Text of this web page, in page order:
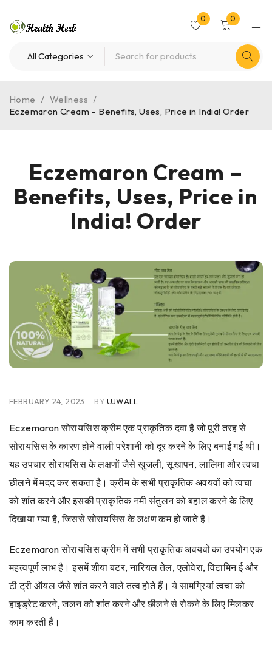
0 0
Home / Wellness /
Eczemaron Cream – Benefits, Uses, Price in India! Order
Eczemaron Cream –
Benefits, Uses, Price in
India! Order
FEBRUARY 24, 2023 BY UJWALL
Eczemaron सोरायसिस क्रीम एक प्राकृतिक दवा है जो पूरी तरह से
सोरायसिस के कारण होने वाली परेशानी को दूर करने के लिए बनाई गई थी।
यह उपचार सोरायसिस के लक्षणों जैसे खुजली, सूखापन, लालिमा और त्वचा
छीलने में मदद कर सकता है। क्रीम के सभी प्राकृतिक अवयवों को त्वचा
को शांत करने और इसकी प्राकृतिक नमी संतुलन को बहाल करने के लिए
दिखाया गया है, जिससे सोरायसिस के लक्षण कम हो जाते हैं।
Eczemaron सोरायसिस क्रीम में सभी प्राकृतिक अवयवों का उपयोग एक
महत्वपूर्ण लाभ है। इसमें शीया बटर, नारियल तेल, एलोवेरा, विटामिन ई और
टी ट्री ऑयल जैसे शांत करने वाले तत्व होते हैं। ये सामग्रियां त्वचा को
हाइड्रेट करने, जलन को शांत करने और छीलने से रोकने के लिए मिलकर
काम करती हैं।